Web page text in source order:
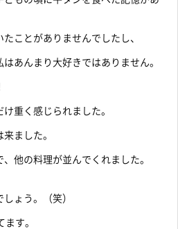
ことがありませんでしたし、
あんまり大好きではありません。
重く感じられました。
ました。
他の料理が並んでくれました。
ょう。（笑）
ます。